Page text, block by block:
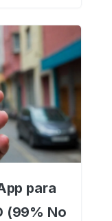
para
(99% No